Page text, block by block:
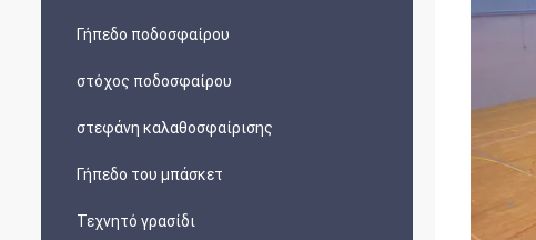
Γήπεδο ποδοσφαίρου
στόχος ποδοσφαίρου
στεφάνη καλαθοσφαίρισης
Γήπεδο του μπάσκετ
Τεχνητό γρασίδι